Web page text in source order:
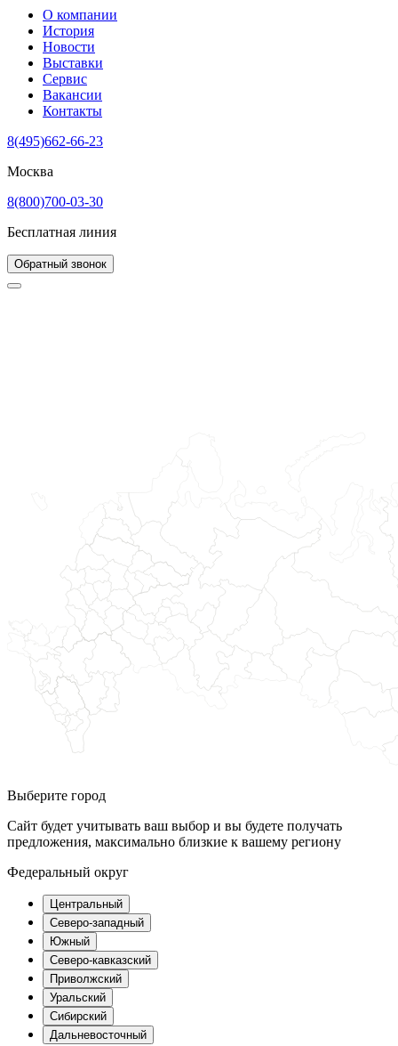
О компании
История
Новости
Выставки
Сервис
Вакансии
Контакты
8(495)662-66-23
Москва
8(800)700-03-30
Бесплатная линия
Обратный звонок
Выберите город
Сайт будет учитывать ваш выбор и вы будете получать
предложения, максимально близкие к вашему региону
Федеральный округ
Центральный
Северо-западный
Южный
Северо-кавказский
Приволжский
Уральский
Сибирский
Дальневосточный